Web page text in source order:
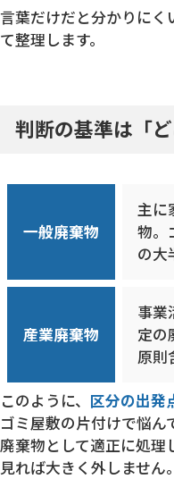
言葉だけだと分かりにく
て整理します。
判断の基準は「ど
一般廃棄物
主に
物。
の大
産業廃棄物
事業
定の
原則
このように、 区分の出発
ゴミ屋敷の片付けで悩
廃棄物として適正に処理
見れば大きく外しません。